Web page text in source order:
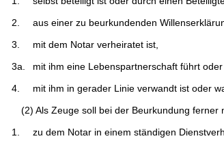
2.
aus einer zu beurkundenden
3.
mit dem Notar verheiratet ist,
3a.
mit ihm eine Lebenspartnerschaft führt oder
4.
mit ihm in gerader Linie verwandt ist oder
(2) Als Zeuge soll bei der Beurkundung ferner
1.
zu dem Notar in einem ständigen